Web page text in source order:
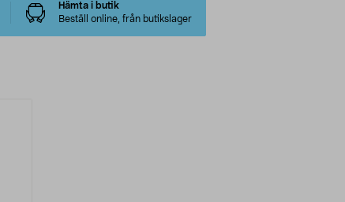
Hämta i butik
Beställ online, från butikslager